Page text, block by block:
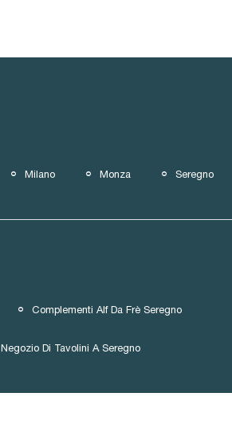
Milano Monza Seregno
Complementi Alf Da Frè Seregno
Negozio Di Tavolini A Seregno